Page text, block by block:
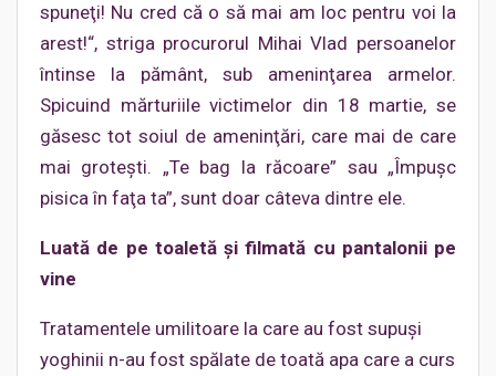
spuneţi! Nu cred că o să mai am loc pentru voi la
arest!“, striga procurorul Mihai Vlad persoanelor
întinse la pământ, sub ameninţarea armelor.
Spicuind mărturiile victimelor din 18 martie, se
găsesc tot soiul de ameninţări, care mai de care
mai groteşti. „Te bag la răcoare” sau „Împuşc
pisica în faţa ta”, sunt doar câteva dintre ele.
Luată de pe toaletă şi filmată cu pantalonii pe
vine
Tratamentele umilitoare la care au fost supuşi
yoghinii n-au fost spălate de toată apa care a curs